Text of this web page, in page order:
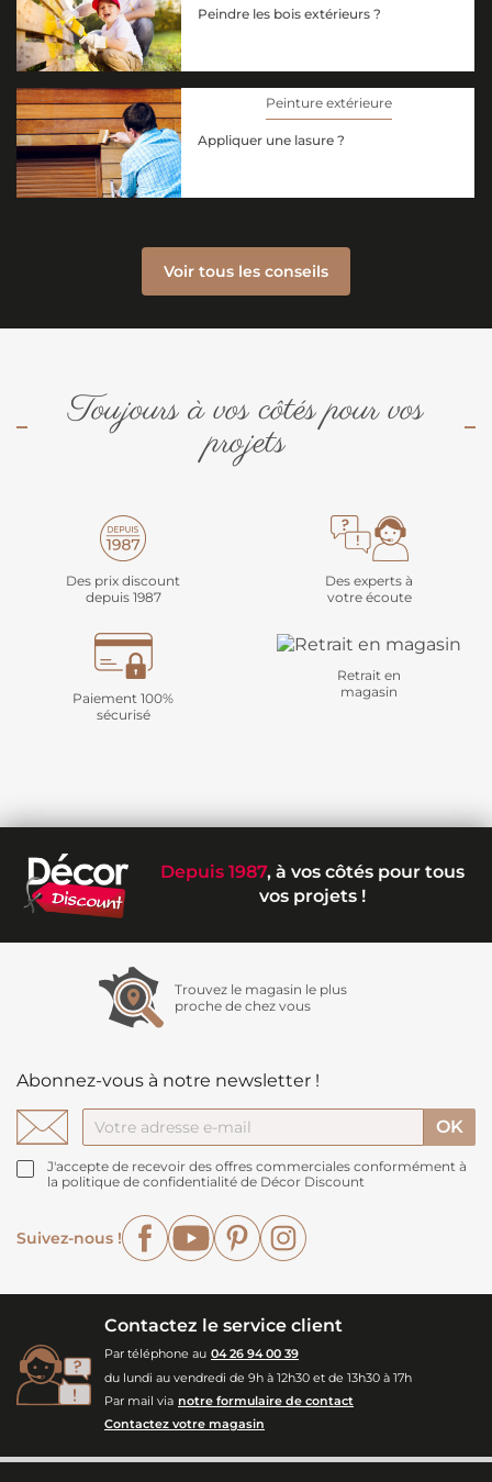
Peindre les bois extérieurs ?
Peinture extérieure
Appliquer une lasure ?
Voir tous les conseils
Toujours à vos côtés pour vos
projets
Des prix discount
depuis 1987
Des experts à
votre écoute
Paiement 100%
sécurisé
Retrait en
magasin
Depuis 1987, à vos côtés pour tous
vos projets !
Trouvez le magasin le plus
proche de chez vous
Abonnez-vous à notre newsletter !
J'accepte de recevoir des offres commerciales conformément à
la politique de confidentialité de Décor Discount
Suivez-nous !
FacebookYouTubePinterest
Contactez le service client
Par téléphone au 04 26 94 00 39
du lundi au vendredi de 9h à 12h30 et de 13h30 à 17h
Par mail via notre formulaire de contact
Contactez votre magasin